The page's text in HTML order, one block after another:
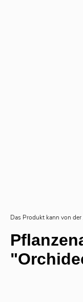
Das Produkt kann von